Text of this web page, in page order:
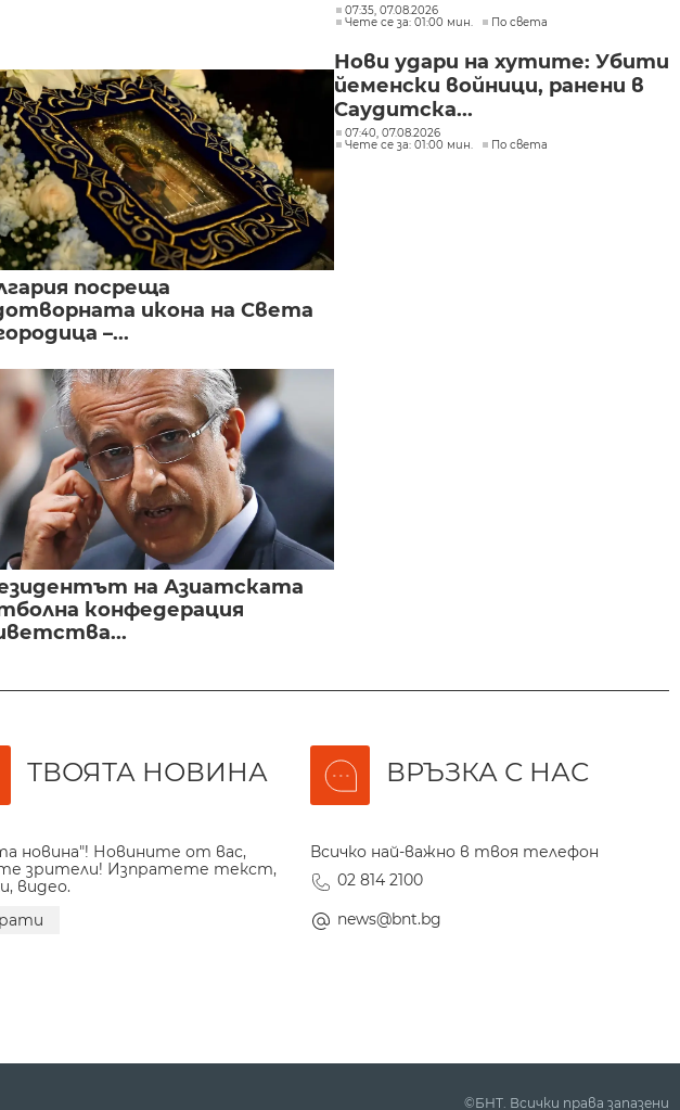
посреща
икона на Света
–...
на Азиатската
конфедерация
07:35, 07.08.2026
Чете се за: 01:00 мин.
По света
Нови удари на хутите: Убити
йеменски войници, ранени в
Саудитска...
07:40, 07.08.2026
Чете се за: 01:00 мин.
По света
ТВОЯТА НОВИНА
новина"! Новините от вас,
зрители! Изпратете текст,
видео.
ВРЪЗКА С НАС
Всичко най-важно в твоя телефон
02 814 2100
news@bnt.bg
©БНТ. Всички права запазени